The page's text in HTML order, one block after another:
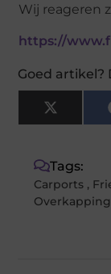
Wij reageren
https://
Goed artikel?
X
Tags:
Carports ,